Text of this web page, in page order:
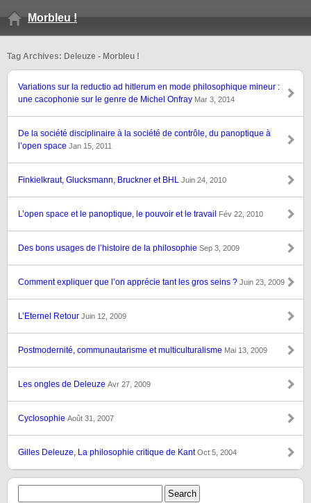
Morbleu !
Tag Archives: Deleuze - Morbleu !
Variations sur la reductio ad hitlerum en mode philosophique mineur :
une cacophonie sur le genre de Michel Onfray Mar 3, 2014
De la société disciplinaire à la société de contrôle, du panoptique à
l’open space Jan 15, 2011
Finkielkraut, Glucksmann, Bruckner et BHL Juin 24, 2010
L’open space et le panoptique, le pouvoir et le travail Fév 22, 2010
Des bons usages de l’histoire de la philosophie Sep 3, 2009
Comment expliquer que l’on apprécie tant les gros seins ? Juin 23, 2009
L’Eternel Retour Juin 12, 2009
Postmodernité, communautarisme et multiculturalisme Mai 13, 2009
Les ongles de Deleuze Avr 27, 2009
Cyclosophie Août 31, 2007
Gilles Deleuze, La philosophie critique de KantOct 5, 2004